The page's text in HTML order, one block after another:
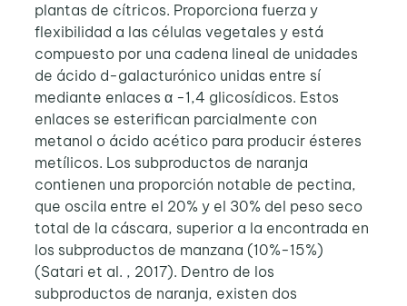
plantas de cítricos. Proporciona fuerza y
flexibilidad a las células vegetales y está
compuesto por una cadena lineal de unidades
de ácido d-galacturónico unidas entre sí
mediante enlaces α -1,4 glicosídicos. Estos
enlaces se esterifican parcialmente con
metanol o ácido acético para producir ésteres
metílicos. Los subproductos de naranja
contienen una proporción notable de pectina,
que oscila entre el 20% y el 30% del peso seco
total de la cáscara, superior a la encontrada en
los subproductos de manzana (10%-15%)
(Satari et al. , 2017). Dentro de los
subproductos de naranja, existen dos